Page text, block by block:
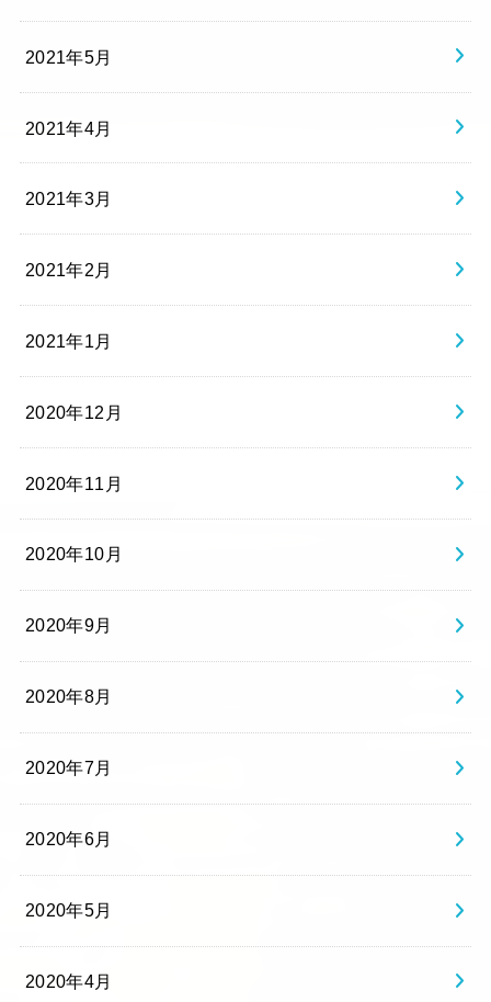
2021年5月
2021年4月
2021年3月
2021年2月
2021年1月
2020年12月
2020年11月
2020年10月
2020年9月
2020年8月
2020年7月
2020年6月
2020年5月
2020年4月